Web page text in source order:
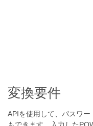
変換要件
APIを使用して、パスワ